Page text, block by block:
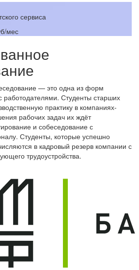
сервиса
мес
— это одна из форм
работодателями. Студенты старших
практику в компаниях-
рабочих задач их ждёт
и собеседование с
Студенты, которые успешно
в кадровый резерв компании с
трудоустройства.